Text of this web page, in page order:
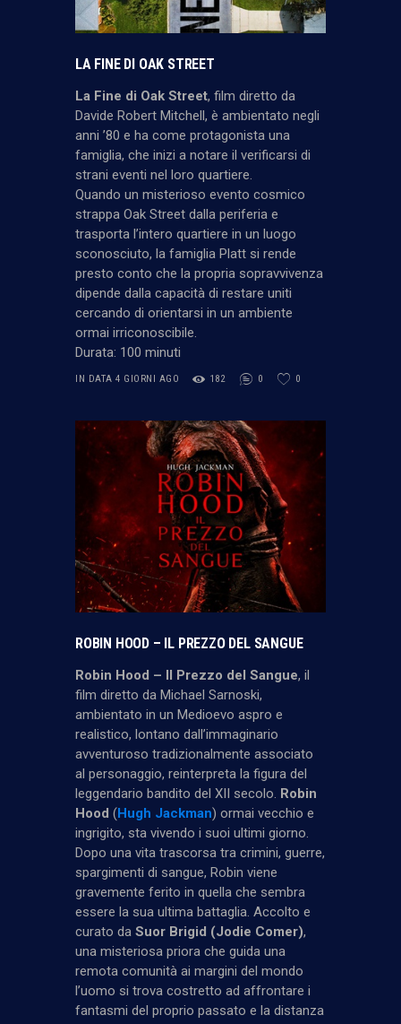
LA FINE DI OAK STREET
La Fine di Oak Street, film diretto da
Davide Robert Mitchell, è ambientato negli
anni ’80 e ha come protagonista una
famiglia, che inizi a notare il verificarsi di
strani eventi nel loro quartiere.
Quando un misterioso evento cosmico
strappa Oak Street dalla periferia e
trasporta l’intero quartiere in un luogo
sconosciuto, la famiglia Platt si rende
presto conto che la propria sopravvivenza
dipende dalla capacità di restare uniti
cercando di orientarsi in un ambiente
ormai irriconoscibile.
Durata: 100 minuti
IN DATA 4 GIORNI AGO 182 0 0
ROBIN HOOD – IL PREZZO DEL SANGUE
Robin Hood – Il Prezzo del Sangue, il
film diretto da Michael Sarnoski,
ambientato in un Medioevo aspro e
realistico, lontano dall’immaginario
avventuroso tradizionalmente associato
al personaggio, reinterpreta la figura del
leggendario bandito del XII secolo. Robin
Hood (Hugh Jackman) ormai vecchio e
ingrigito, sta vivendo i suoi ultimi giorno.
Dopo una vita trascorsa tra crimini, guerre,
spargimenti di sangue, Robin viene
gravemente ferito in quella che sembra
essere la sua ultima battaglia. Accolto e
curato da Suor Brigid (Jodie Comer),
una misteriosa priora che guida una
remota comunità ai margini del mondo
l’uomo si trova costretto ad affrontare i
fantasmi del proprio passato e la distanza